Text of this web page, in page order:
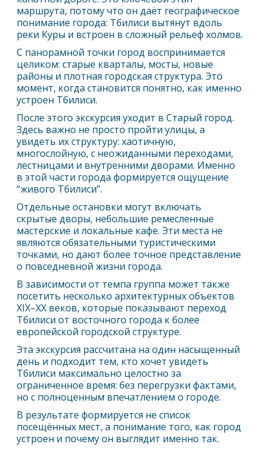
маршрута, потому что он даёт географическое
понимание города: Тбилиси вытянут вдоль
реки Куры и встроен в сложный рельеф холмов.
С панорамной точки город воспринимается
целиком: старые кварталы, мосты, новые
районы и плотная городская структура. Это
момент, когда становится понятно, как именно
устроен Тбилиси.
После этого экскурсия уходит в Старый город.
Здесь важно не просто пройти улицы, а
увидеть их структуру: хаотичную,
многослойную, с неожиданными переходами,
лестницами и внутренними дворами. Именно
в этой части города формируется ощущение
“живого Тбилиси”.
Отдельные остановки могут включать
скрытые дворы, небольшие ремесленные
мастерские и локальные кафе. Эти места не
являются обязательными туристическими
точками, но дают более точное представление
о повседневной жизни города.
В зависимости от темпа группа может также
посетить несколько архитектурных объектов
XIX–XX веков, которые показывают переход
Тбилиси от восточного города к более
европейской городской структуре.
Эта экскурсия рассчитана на один насыщенный
день и подходит тем, кто хочет увидеть
Тбилиси максимально целостно за
ограниченное время: без перегрузки фактами,
но с полноценным впечатлением о городе.
В результате формируется не список
посещённых мест, а понимание того, как город
устроен и почему он выглядит именно так.